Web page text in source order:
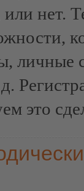
нет.
это